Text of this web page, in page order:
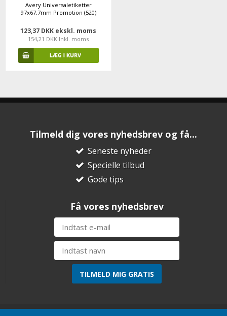
Avery Universaletiketter
97x67,7mm Promotion (520)
123,37 DKK ekskl. moms
154,21 DKK Inkl. moms
Tilmeld dig vores nyhedsbrev og få...
Seneste nyheder
Specielle tilbud
Gode tips
Få vores nyhedsbrev